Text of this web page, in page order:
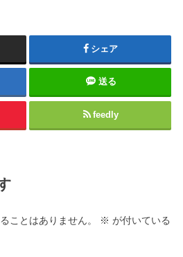
シェア
送る
feedly
ことはありません。 ※ が付いている